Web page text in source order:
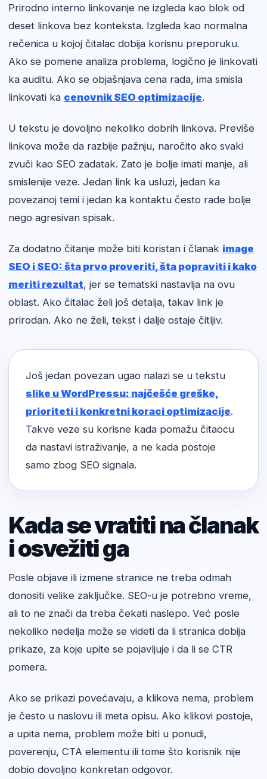
Prirodno interno linkovanje ne izgleda kao blok od
deset linkova bez konteksta. Izgleda kao normalna
rečenica u kojoj čitalac dobija korisnu preporuku.
Ako se pomene analiza problema, logično je linkovati
ka auditu. Ako se objašnjava cena rada, ima smisla
linkovati ka cenovnik SEO optimizacije.
U tekstu je dovoljno nekoliko dobrih linkova. Previše
linkova može da razbije pažnju, naročito ako svaki
zvuči kao SEO zadatak. Zato je bolje imati manje, ali
smislenije veze. Jedan link ka usluzi, jedan ka
povezanoj temi i jedan ka kontaktu često rade bolje
nego agresivan spisak.
Za dodatno čitanje može biti koristan i članak image
SEO i SEO: šta prvo proveriti, šta popraviti i kako
meriti rezultat, jer se tematski nastavlja na ovu
oblast. Ako čitalac želi još detalja, takav link je
prirodan. Ako ne želi, tekst i dalje ostaje čitljiv.
Još jedan povezan ugao nalazi se u tekstu
slike u WordPressu: najčešće greške,
prioriteti i konkretni koraci optimizacije.
Takve veze su korisne kada pomažu čitaocu
da nastavi istraživanje, a ne kada postoje
samo zbog SEO signala.
Kada se vratiti na članak
i osvežiti ga
Posle objave ili izmene stranice ne treba odmah
donositi velike zaključke. SEO-u je potrebno vreme,
ali to ne znači da treba čekati naslepo. Već posle
nekoliko nedelja može se videti da li stranica dobija
prikaze, za koje upite se pojavljuje i da li se CTR
pomera.
Ako se prikazi povećavaju, a klikova nema, problem
je često u naslovu ili meta opisu. Ako klikovi postoje,
a upita nema, problem može biti u ponudi,
poverenju, CTA elementu ili tome što korisnik nije
dobio dovoljno konkretan odgovor.